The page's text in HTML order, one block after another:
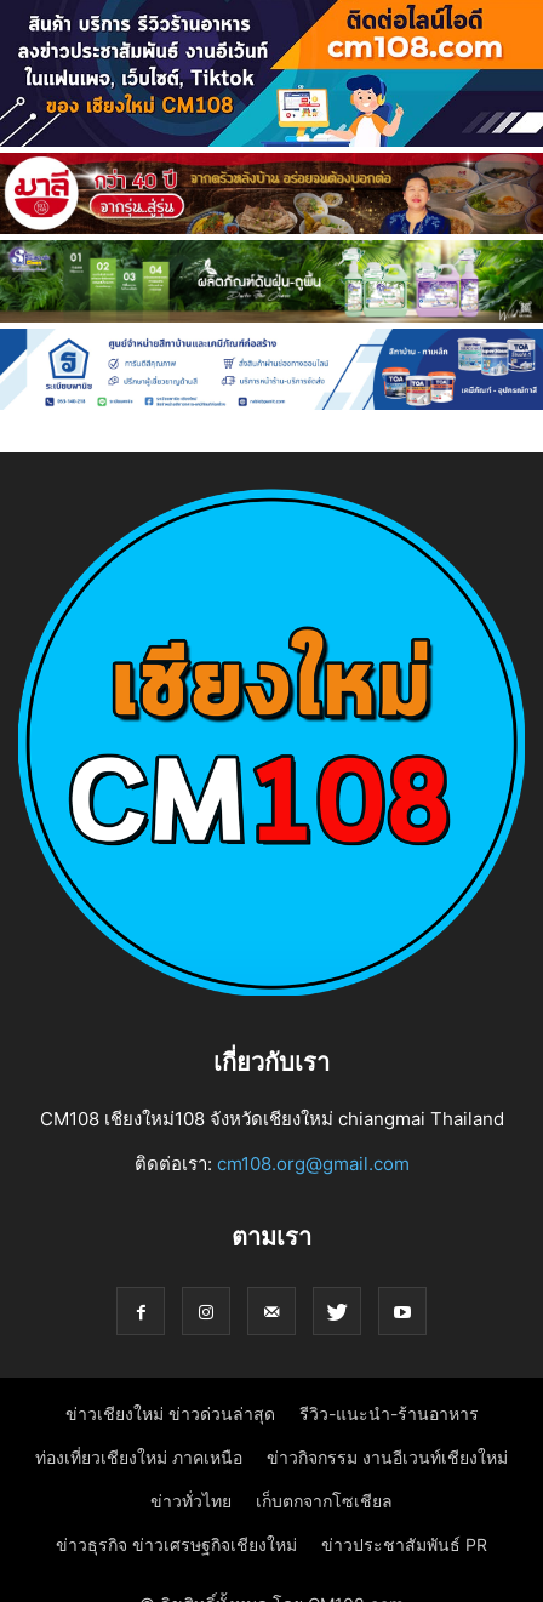
เกี่ยวกับเรา
CM108 เชียงใหม่108 จังหวัดเชียงใหม่ chiangmai Thailand
ติดต่อเรา: cm108.org@gmail.com
ตามเรา
ข่าวเชียงใหม่ ข่าวด่วนล่าสุด รีวิว-แนะนำ-ร้านอาหาร
ท่องเที่ยวเชียงใหม่ ภาคเหนือ ข่าวกิจกรรม งานอีเวนท์เชียงใหม่
ข่าวทั่วไทย เก็บตกจากโซเชียล
ข่าวธุรกิจ ข่าวเศรษฐกิจเชียงใหม่ ข่าวประชาสัมพันธ์ PR